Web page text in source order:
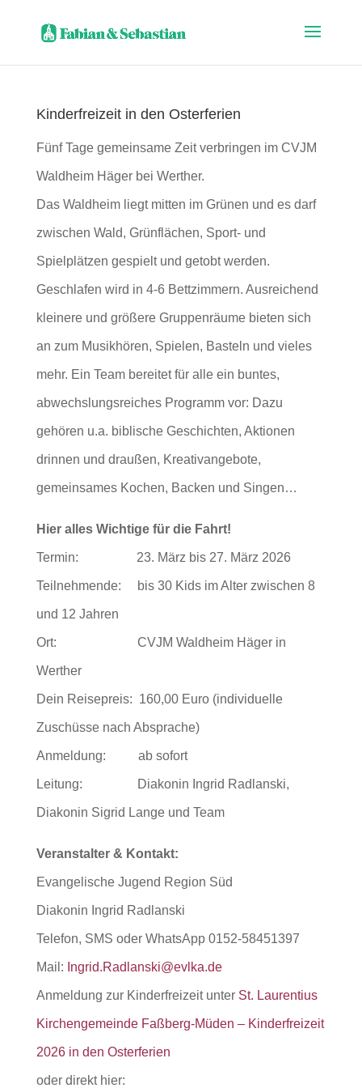
Kinderfreizeit in den Osterferien
Fünf Tage gemeinsame Zeit verbringen im CVJM
Waldheim Häger bei Werther.
Das Waldheim liegt mitten im Grünen und es darf
zwischen Wald, Grünflächen, Sport- und
Spielplätzen gespielt und getobt werden.
Geschlafen wird in 4-6 Bettzimmern. Ausreichend
kleinere und größere Gruppenräume bieten sich
an zum Musikhören, Spielen, Basteln und vieles
mehr. Ein Team bereitet für alle ein buntes,
abwechslungsreiches Programm vor: Dazu
gehören u.a. biblische Geschichten, Aktionen
drinnen und draußen, Kreativangebote,
gemeinsames Kochen, Backen und Singen…
Hier alles Wichtige für die Fahrt!
Termin: 23. März bis 27. März 2026
Teilnehmende: bis 30 Kids im Alter zwischen 8
und 12 Jahren
Ort: CVJM Waldheim Häger in
Werther
Dein Reisepreis: 160,00 Euro (individuelle
Zuschüsse nach Absprache)
Anmeldung: ab sofort
Leitung: Diakonin Ingrid Radlanski,
Diakonin Sigrid Lange und Team
Veranstalter & Kontakt:
Evangelische Jugend Region Süd
Diakonin Ingrid Radlanski
Telefon, SMS oder WhatsApp 0152-58451397
Mail: Ingrid.Radlanski@evlka.de
Anmeldung zur Kinderfreizeit unter St. Laurentius
Kirchengemeinde Faßberg-Müden – Kinderfreizeit
2026 in den Osterferien
oder direkt hier: